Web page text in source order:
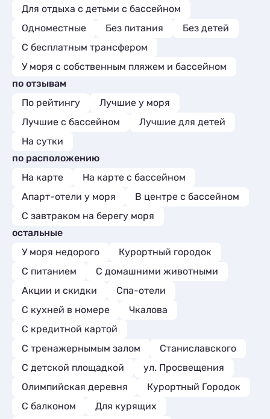
Для отдыха с детьми с бассейном
Одноместные
Без питания
Без детей
С бесплатным трансфером
У моря с собственным пляжем и бассейном
по отзывам
По рейтингу
Лучшие у моря
Лучшие с бассейном
Лучшие для детей
На сутки
по расположению
На карте
На карте с бассейном
Апарт-отели у моря
В центре с бассейном
С завтраком на берегу моря
остальные
У моря недорого
Курортный городок
С питанием
С домашними животными
Акции и скидки
Спа-отели
C кухней в номере
Чкалова
С кредитной картой
С тренажернымым залом
Станиславского
С детской площадкой
ул. Просвещения
Олимпийская деревня
Курортный Городок
С балконом
Для курящих